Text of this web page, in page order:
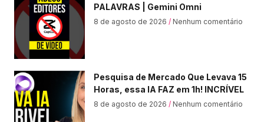
PALAVRAS | Gemini Omni
8 de agosto de 2026 Nenhum comentário
Pesquisa de Mercado Que Levava 15
Horas, essa IA FAZ em 1h! INCRÍVEL
8 de agosto de 2026 Nenhum comentário